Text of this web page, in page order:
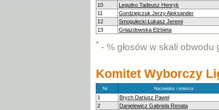
10
Legutko Tadeusz Henryk
11
Gordziejczuk Jerzy Aleksander
12
Smogulecki Łukasz Jeremi
13
Gniazdowska Elżbieta
* - % głosów w skali obwodu
Komitet Wyborczy
Nr Nazwisko i imiona
1
Brych Dariusz Paweł
2
Danielewicz Gabriela Renata